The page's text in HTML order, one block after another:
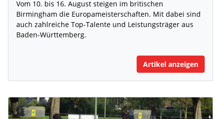
Vom 10. bis 16. August steigen im britischen
Birmingham die Europameisterschaften. Mit dabei sind
auch zahlreiche Top-Talente und Leistungsträger aus
Baden-Württemberg.
Artikel anzeigen